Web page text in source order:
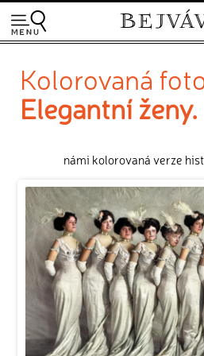
Kolorovaná
Elegantní ženy.
námi kolorovaná verze